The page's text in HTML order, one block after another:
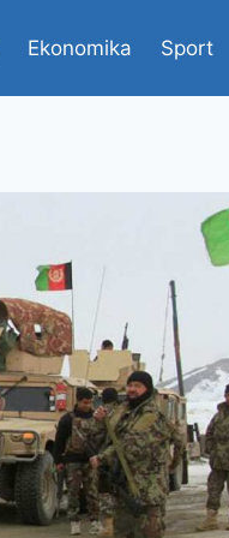
Ekonomika Sport